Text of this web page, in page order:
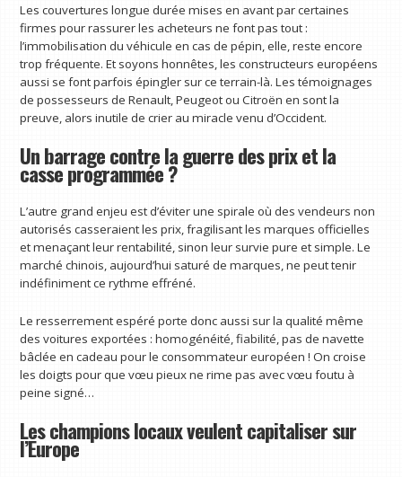
Les couvertures longue durée mises en avant par certaines
firmes pour rassurer les acheteurs ne font pas tout :
l’immobilisation du véhicule en cas de pépin, elle, reste encore
trop fréquente. Et soyons honnêtes, les constructeurs européens
aussi se font parfois épingler sur ce terrain-là. Les témoignages
de possesseurs de Renault, Peugeot ou Citroën en sont la
preuve, alors inutile de crier au miracle venu d’Occident.
Un barrage contre la guerre des prix et la
casse programmée ?
L’autre grand enjeu est d’éviter une spirale où des vendeurs non
autorisés casseraient les prix, fragilisant les marques officielles
et menaçant leur rentabilité, sinon leur survie pure et simple. Le
marché chinois, aujourd’hui saturé de marques, ne peut tenir
indéfiniment ce rythme effréné.
Le resserrement espéré porte donc aussi sur la qualité même
des voitures exportées : homogénéité, fiabilité, pas de navette
bâclée en cadeau pour le consommateur européen ! On croise
les doigts pour que vœu pieux ne rime pas avec vœu foutu à
peine signé…
Les champions locaux veulent capitaliser sur
l’Europe